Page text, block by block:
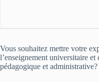
Vous souhaitez mettre votre
l’enseignement universitaire
pédagogique et administrative?